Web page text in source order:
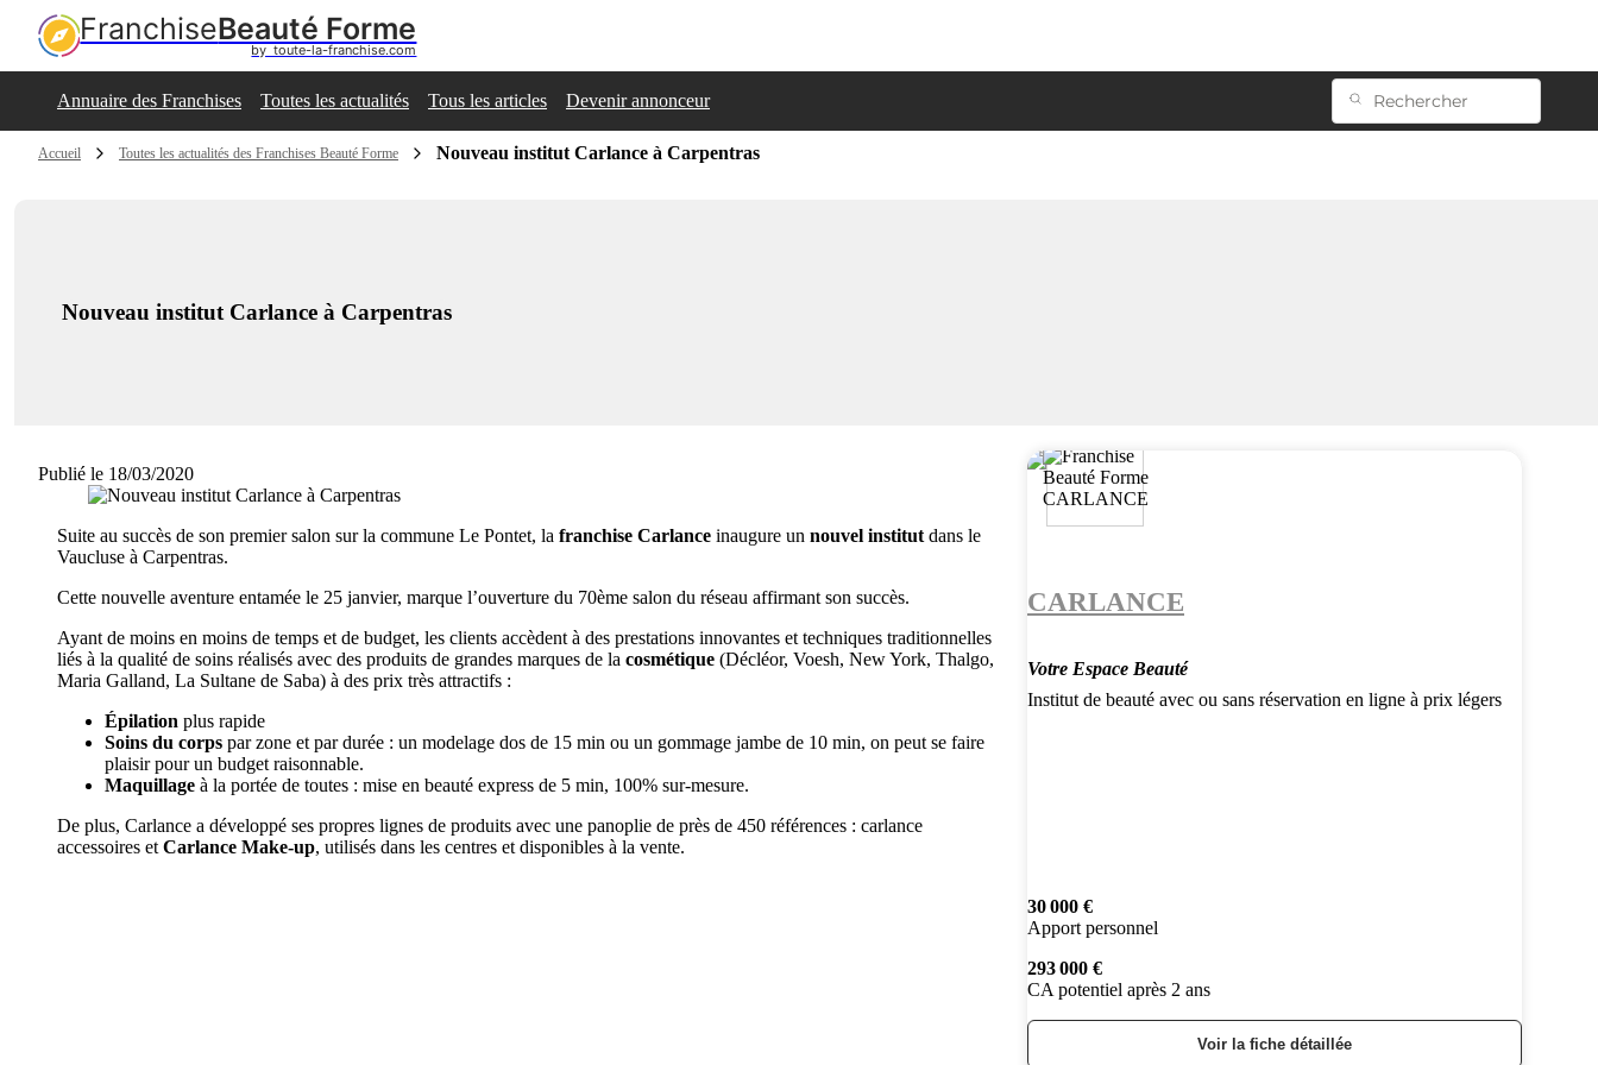
FranchiseBeauté Forme
by  toute-la-franchise.com
Annuaire des Franchises Toutes les actualités Tous les articles Devenir annonceur
Accueil Toutes les actualités des Franchises Beauté Forme Nouveau institut Carlance à Carpentras
Nouveau institut Carlance à Carpentras
Publié le 18/03/2020
Suite au succès de son premier salon sur la commune Le Pontet, la franchise Carlance inaugure un nouvel institut dans le
Vaucluse à Carpentras.
Cette nouvelle aventure entamée le 25 janvier, marque l’ouverture du 70ème salon du réseau affirmant son succès.
Ayant de moins en moins de temps et de budget, les clients accèdent à des prestations innovantes et techniques traditionnelles
liés à la qualité de soins réalisés avec des produits de grandes marques de la cosmétique (Décléor, Voesh, New York, Thalgo,
Maria Galland, La Sultane de Saba) à des prix très attractifs :
Épilation plus rapide
Soins du corps par zone et par durée : un modelage dos de 15 min ou un gommage jambe de 10 min, on peut se faire
plaisir pour un budget raisonnable.
Maquillage à la portée de toutes : mise en beauté express de 5 min, 100% sur-mesure.
De plus, Carlance a développé ses propres lignes de produits avec une panoplie de près de 450 références : carlance
accessoires et Carlance Make-up, utilisés dans les centres et disponibles à la vente.
CARLANCE
Votre Espace Beauté
Institut de beauté avec ou sans réservation en ligne à prix légers
30 000 €
Apport personnel
293 000 €
CA potentiel après 2 ans
Voir la fiche détaillée